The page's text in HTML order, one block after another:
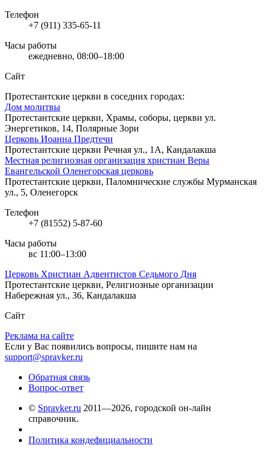
Телефон
+7 (911) 335-65-11
Часы работы
ежедневно, 08:00–18:00
Сайт
Протестантские церкви в соседних городах:
Дом молитвы
Протестантские церкви, Храмы, соборы, церкви ул.
Энергетиков, 14, Полярные Зори
Церковь Иоанна Предтечи
Протестантские церкви Речная ул., 1А, Кандалакша
Местная религиозная организация христиан Веры
Евангельской Оленегорская церковь
Протестантские церкви, Паломнические службы Мурманская
ул., 5, Оленегорск
Телефон
+7 (81552) 5-87-60
Часы работы
вс 11:00–13:00
Церковь Христиан Адвентистов Седьмого Дня
Протестантские церкви, Религиозные организации
Набережная ул., 36, Кандалакша
Сайт
Реклама на сайте
Если у Вас появились вопросы, пишите нам на
support@spravker.ru
Обратная связь
Вопрос-ответ
© Spravker.ru 2011—2026, городской он-лайн
справочник.
Политика кондефициальности